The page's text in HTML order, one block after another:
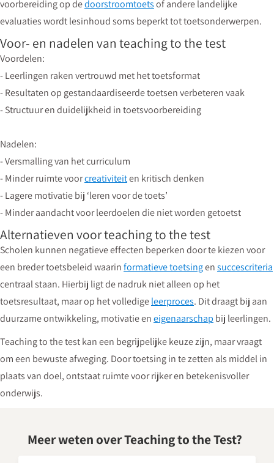
voorbereiding op dedoorstroomtoetsof andere landelijke
evaluaties wordt lesinhoud soms beperkt tot toetsonderwerpen.
Voor- en nadelen van teaching to the test
Voordelen:
- Leerlingen raken vertrouwd met het toetsformat
- Resultaten op gestandaardiseerde toetsen verbeteren vaak
- Structuur en duidelijkheid in toetsvoorbereiding
Nadelen:
- Versmalling van het curriculum
- Minder ruimte voorcreativiteiten kritisch denken
- Lagere motivatie bij ‘leren voor de toets’
- Minder aandacht voor leerdoelen die niet worden getoetst
Alternatieven voor teaching to the test
Scholen kunnen negatieve effecten beperken door te kiezen voor
een breder toetsbeleid waarinformatieve toetsingensuccescriteria
centraal staan. Hierbij ligt de nadruk niet alleen op het
toetsresultaat, maar op het volledigeleerproces. Dit draagt bij aan
duurzame ontwikkeling, motivatie eneigenaarschap bij leerlingen.
Teaching to the test kan een begrijpelijke keuze zijn, maar vraagt
om een bewuste afweging. Door toetsing in te zetten als middel in
plaats van doel, ontstaat ruimte voor rijker en betekenisvoller
onderwijs.
Meer weten over Teaching to the Test?